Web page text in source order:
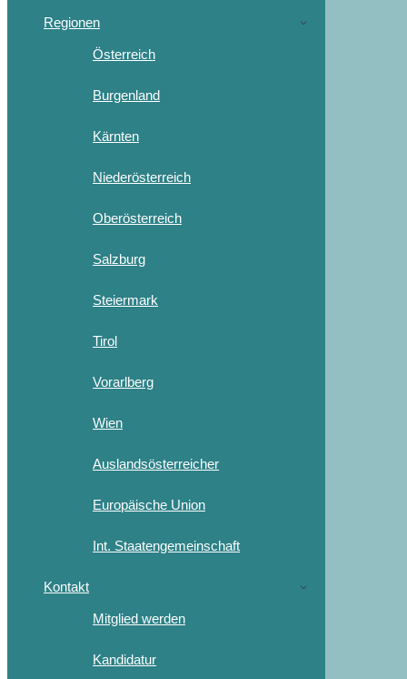
Regionen
Österreich
Burgenland
Kärnten
Niederösterreich
Oberösterreich
Salzburg
Steiermark
Tirol
Vorarlberg
Wien
Auslandsösterreicher
Europäische Union
Int. Staatengemeinschaft
Kontakt
Mitglied werden
Kandidatur